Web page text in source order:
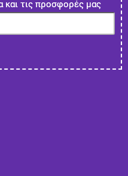
και τις προσφορές μας